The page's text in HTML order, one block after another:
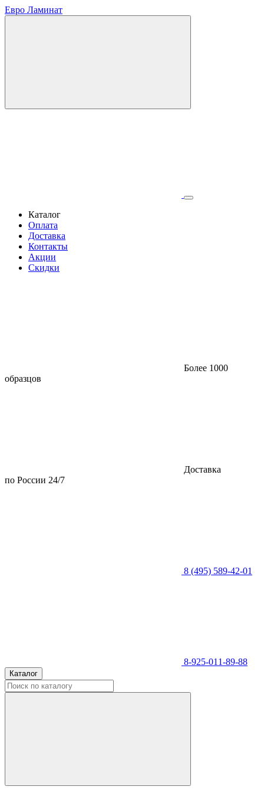
Евро Ламинат
Каталог
Оплата
Доставка
Контакты
Акции
Скидки
Более 1000
образцов
Доставка
по России 24/7
8 (495) 589-42-01
8-925-011-89-88
Каталог